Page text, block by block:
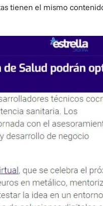
tienen el mismo